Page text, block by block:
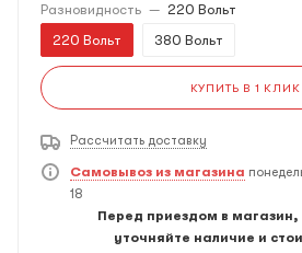
Разновидность — 220 Вольт
220 Вольт
380 Вольт
КУПИТЬ В 1 КЛИК
Рассчитать доставку
Самовывоз из магазина
18
Перед приездом в
уточняйте наличие и